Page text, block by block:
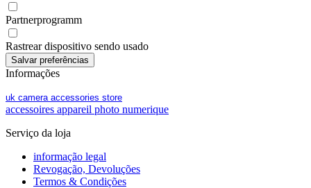
Partnerprogramm
Rastrear dispositivo sendo usado
Informações
uk camera accessories store
accessoires appareil photo numerique
Serviço da loja
informação legal
Revogação, Devoluções
Termos & Condições